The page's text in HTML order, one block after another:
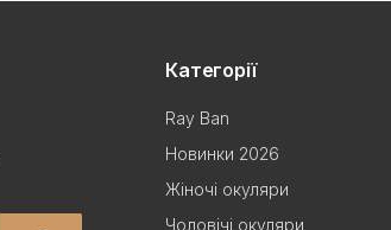
Категорії
Ray Ban
Новинки 2026
Жіночі окуляри
Чоловічі окуляри